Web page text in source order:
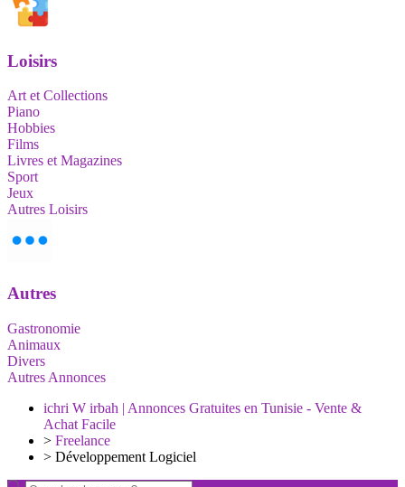
Loisirs
Art et Collections
Piano
Hobbies
Films
Livres et Magazines
Sport
Jeux
Autres Loisirs
Autres
Gastronomie
Animaux
Divers
Autres Annonces
ichri W irbah | Annonces Gratuites en Tunisie - Vente &
Achat Facile
> Freelance
> Développement Logiciel